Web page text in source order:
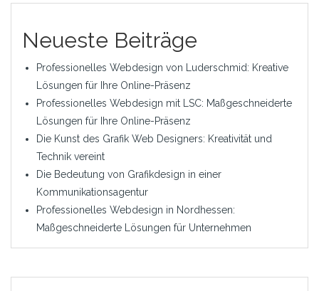
Neueste Beiträge
Professionelles Webdesign von Luderschmid: Kreative
Lösungen für Ihre Online-Präsenz
Professionelles Webdesign mit LSC: Maßgeschneiderte
Lösungen für Ihre Online-Präsenz
Die Kunst des Grafik Web Designers: Kreativität und
Technik vereint
Die Bedeutung von Grafikdesign in einer
Kommunikationsagentur
Professionelles Webdesign in Nordhessen:
Maßgeschneiderte Lösungen für Unternehmen